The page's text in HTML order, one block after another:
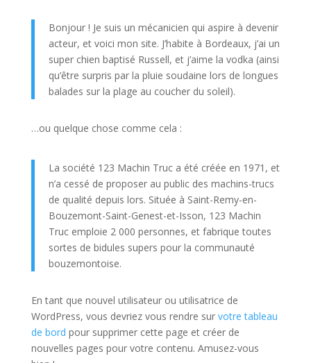
Bonjour ! Je suis un mécanicien qui aspire à devenir
acteur, et voici mon site. J’habite à Bordeaux, j’ai un
super chien baptisé Russell, et j’aime la vodka (ainsi
qu’être surpris par la pluie soudaine lors de longues
balades sur la plage au coucher du soleil).
…ou quelque chose comme cela :
La société 123 Machin Truc a été créée en 1971, et
n’a cessé de proposer au public des machins-trucs
de qualité depuis lors. Située à Saint-Remy-en-
Bouzemont-Saint-Genest-et-Isson, 123 Machin
Truc emploie 2 000 personnes, et fabrique toutes
sortes de bidules supers pour la communauté
bouzemontoise.
En tant que nouvel utilisateur ou utilisatrice de
WordPress, vous devriez vous rendre sur votre tableau
de bord pour supprimer cette page et créer de
nouvelles pages pour votre contenu. Amusez-vous